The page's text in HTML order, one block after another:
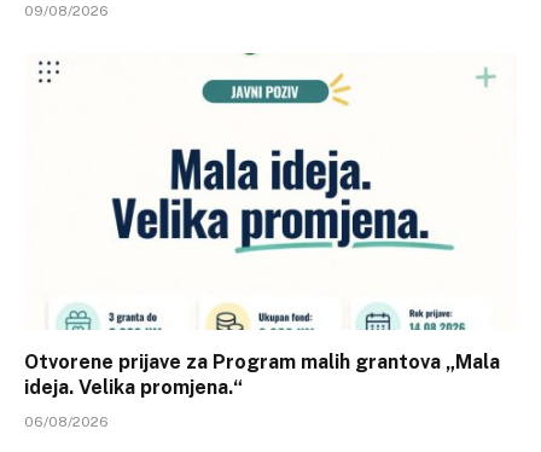
09/08/2026
Otvorene prijave za Program malih grantova „Mala
ideja. Velika promjena.“
06/08/2026